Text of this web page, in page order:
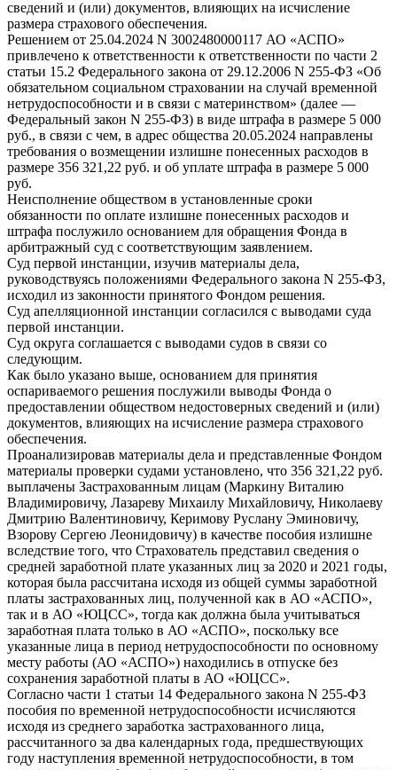
сведений и (или) документов, влияющих на исчисление
размера страхового обеспечения.
Решением от 25.04.2024 N 3002480000117 АО «АСПО»
привлечено к ответственности к ответственности по части 2
статьи 15.2 Федерального закона от 29.12.2006 N 255-ФЗ «Об
обязательном социальном страховании на случай временной
нетрудоспособности и в связи с материнством» (далее —
Федеральный закон N 255-ФЗ) в виде штрафа в размере 5 000
руб., в связи с чем, в адрес общества 20.05.2024 направлены
требования о возмещении излишне понесенных расходов в
размере 356 321,22 руб. и об уплате штрафа в размере 5 000
руб.
Неисполнение обществом в установленные сроки
обязанности по оплате излишне понесенных расходов и
штрафа послужило основанием для обращения Фонда в
арбитражный суд с соответствующим заявлением.
Суд первой инстанции, изучив материалы дела,
руководствуясь положениями Федерального закона N 255-ФЗ,
исходил из законности принятого Фондом решения.
Суд апелляционной инстанции согласился с выводами суда
первой инстанции.
Суд округа соглашается с выводами судов в связи со
следующим.
Как было указано выше, основанием для принятия
оспариваемого решения послужили выводы Фонда о
предоставлении обществом недостоверных сведений и (или)
документов, влияющих на исчисление размера страхового
обеспечения.
Проанализировав материалы дела и представленные Фондом
материалы проверки судами установлено, что 356 321,22 руб.
выплачены Застрахованным лицам (Маркину Виталию
Владимировичу, Лазареву Михаилу Михайловичу, Николаеву
Дмитрию Валентиновичу, Керимову Руслану Эминовичу,
Взорову Сергею Леонидовичу) в качестве пособия излишне
вследствие того, что Страхователь представил сведения о
средней заработной плате указанных лиц за 2020 и 2021 годы,
которая была рассчитана исходя из общей суммы заработной
платы застрахованных лиц, полученной как в АО «АСПО»,
так и в АО «ЮЦСС», тогда как должна была учитываться
заработная плата только в АО «АСПО», поскольку все
указанные лица в период нетрудоспособности по основному
месту работы (АО «АСПО») находились в отпуске без
сохранения заработной платы в АО «ЮЦСС».
Согласно части 1 статьи 14 Федерального закона N 255-ФЗ
пособия по временной нетрудоспособности исчисляются
исходя из среднего заработка застрахованного лица,
рассчитанного за два календарных года, предшествующих
году наступления временной нетрудоспособности, в том